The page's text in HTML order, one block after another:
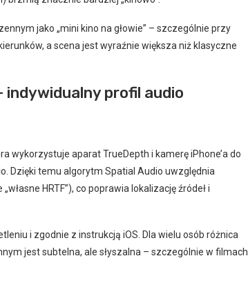
jako „mini kino na głowie” – szczególnie przy
a scena jest wyraźnie większa niż klasyczne
profil audio
wykorzystuje aparat TrueDepth i kamerę iPhone’a do
Dzięki temu algorytm Spatial Audio uwzględnia
HRTF”), co poprawia lokalizację źródeł i
i zgodnie z instrukcją iOS. Dla wielu osób różnica
jest subtelna, ale słyszalna – szczególnie w filmach